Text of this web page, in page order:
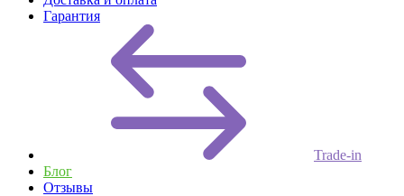
Гарантия
Trade-in
Блог
Отзывы